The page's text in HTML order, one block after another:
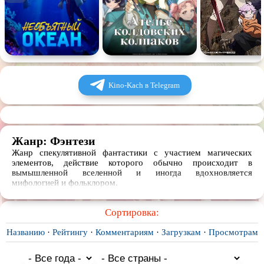
Kino-Kach в Telegram
Жанр: Фэнтези
Жанр спекулятивной фантастики с участием магических
элементов, действие которого обычно происходит в
вымышленной вселенной и иногда вдохновляется
мифологией и фольклором.
Сортировка:
Названию· Рейтингу· Комментариям · Загрузкам · Просмотрам